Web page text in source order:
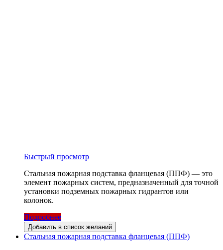
Быстрый просмотр
Стальная пожарная подставка фланцевая (ППФ) — это
элемент пожарных систем, предназначенный для точной
установки подземных пожарных гидрантов или
колонок.
Подробнее
Добавить в список желаний
Стальная пожарная подставка фланцевая (ППФ)